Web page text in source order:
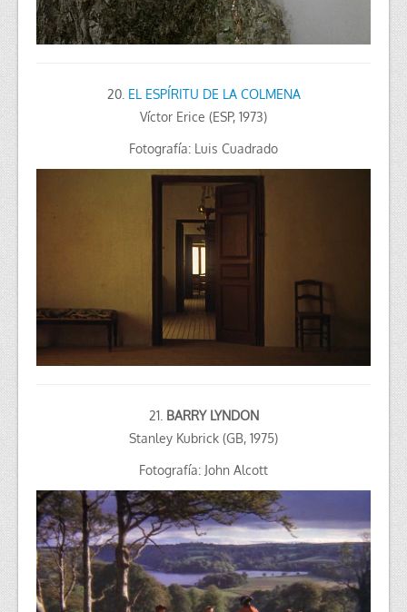
20. EL ESPÍRITU DE LA COLMENA
Víctor Erice (ESP, 1973)
Fotografía: Luis Cuadrado
21. BARRY LYNDON
Stanley Kubrick (GB, 1975)
Fotografía: John Alcott